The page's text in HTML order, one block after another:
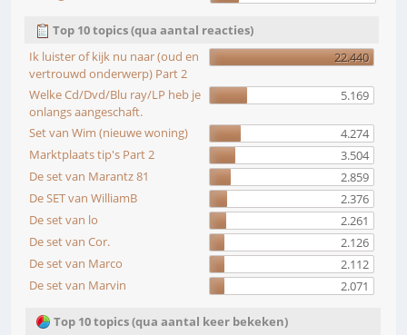
Top 10 topics (qua aantal reacties)
Ik luister of kijk nu naar (oud en
vertrouwd onderwerp) Part 2
22.440
Welke Cd/Dvd/Blu ray/LP heb je
onlangs aangeschaft.
5.169
Set van Wim (nieuwe woning)
4.274
Marktplaats tip's Part 2
3.504
De set van Marantz 81
2.859
De SET van WilliamB
2.376
De set van lo
2.261
De set van Cor.
2.126
De set van Marco
2.112
De set van Marvin
2.071
Top 10 topics (qua aantal keer bekeken)